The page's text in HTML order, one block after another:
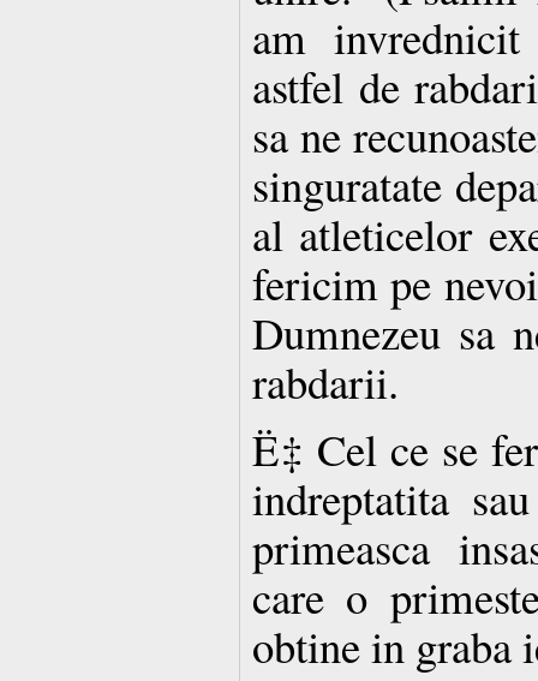
am
astfel de
sa ne
singuratate
al atleticelor
fericim pe
Dumnezeu sa
rabdarii.
Ë‡ Cel ce se
indreptatita
primeasca
care o
obtine in graba